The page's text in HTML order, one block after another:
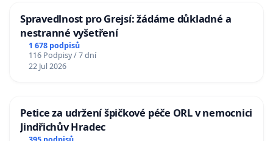
Spravedlnost pro Grejsí: žádáme důkladné a
nestranné vyšetření
1 678 podpisů
116 Podpisy / 7 dní
22 Jul 2026
Petice za udržení špičkové péče ORL v nemocnici
Jindřichův Hradec